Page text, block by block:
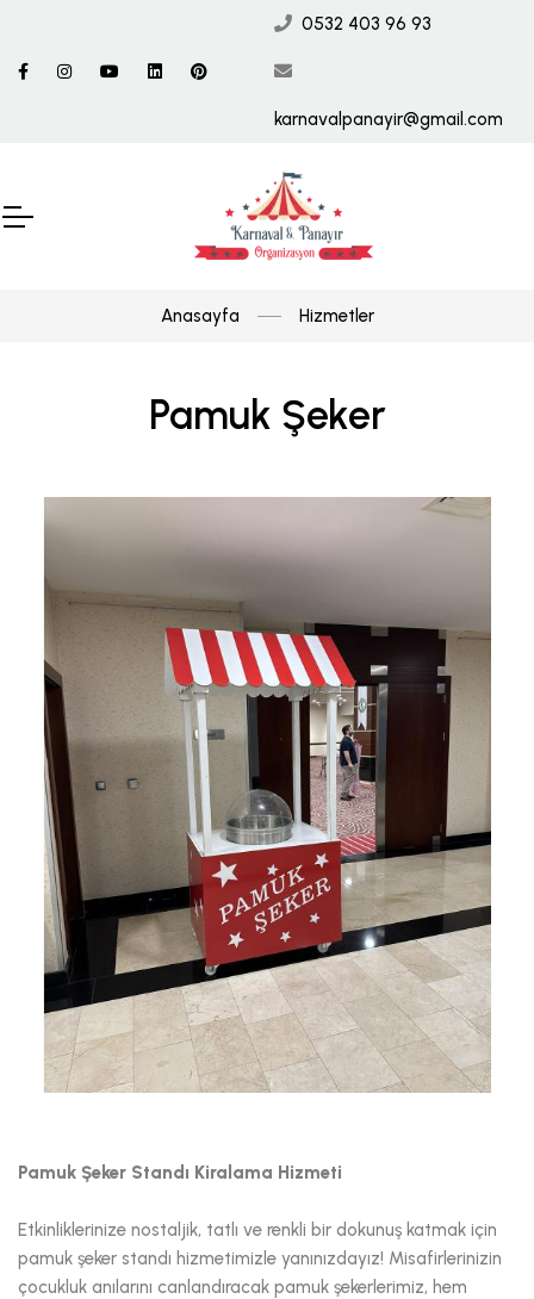
0532 403 96 93
karnavalpanayir@gmail.com
Anasayfa Hizmetler
Pamuk Şeker
Pamuk Şeker Standı Kiralama Hizmeti
Etkinliklerinize nostaljik, tatlı ve renkli bir dokunuş katmak için
pamuk şeker standı hizmetimizle yanınızdayız! Misafirlerinizin
çocukluk anılarını canlandıracak pamuk şekerlerimiz, hem